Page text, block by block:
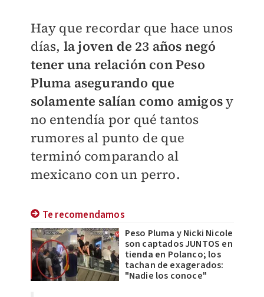
Hay que recordar que hace unos
días, la joven de 23 años negó
tener una relación con Peso
Pluma asegurando que
solamente salían como amigosy
no entendía por qué tantos
rumores al punto de que
terminó comparando al
mexicano con un perro.
Te recomendamos
Peso Pluma y Nicki Nicole
son captados JUNTOS en
tienda en Polanco; los
tachan de exagerados:
"Nadie los conoce"